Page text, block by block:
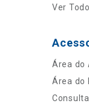
Ver
Área do
Área do